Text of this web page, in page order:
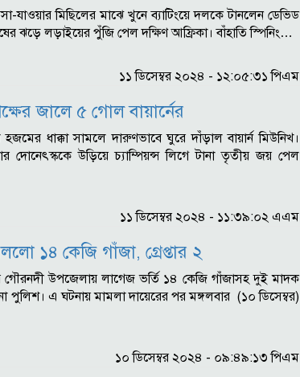
যাওয়ার মিছিলের মাঝে খুনে ব্যাটিংয়ে দলকে টানলেন ডেভিড
ঝড়ে লড়াইয়ের পুঁজি পেল দক্ষিণ আফ্রিকা। বাঁহাতি স্পিনিং…
১১ ডিসেম্বর ২০২৪ - ১২:০৫:৩১ পিএম
জালে ৫ গোল বায়ার্নের
ধাক্কা সামলে দারুণভাবে ঘুরে দাঁড়াল বায়ার্ন মিউনিখ।
দোনেৎস্ককে উড়িয়ে চ্যাম্পিয়ন্স লিগে টানা তৃতীয় জয় পেল
১১ ডিসেম্বর ২০২৪ - ১১:৩৯:০২ এএম
১৪ কেজি গাঁজা, গ্রেপ্তার ২
গৌরনদী উপজেলায় লাগেজ ভর্তি ১৪ কেজি গাঁজাসহ দুই মাদক
পুলিশ। এ ঘটনায় মামলা দায়েরের পর মঙ্গলবার (১০ ডিসেম্বর)
১০ ডিসেম্বর ২০২৪ - ০৯:৪৯:১৩ পিএম